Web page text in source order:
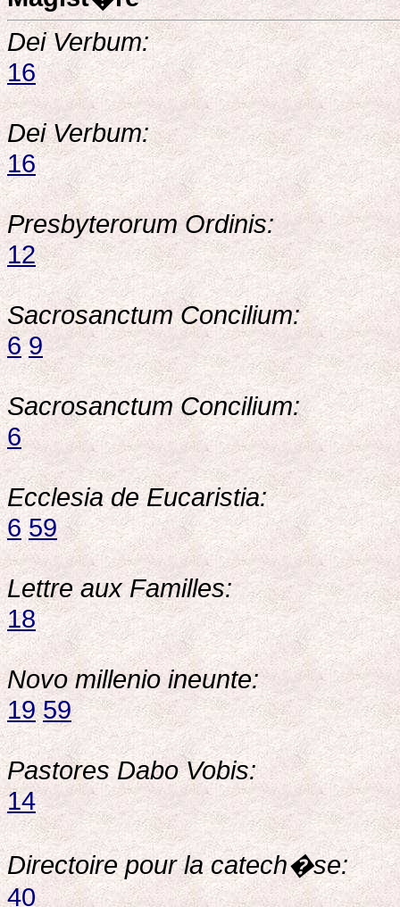
Dei Verbum:
16
Dei Verbum:
16
Presbyterorum Ordinis:
12
Sacrosanctum Concilium:
6 9
Sacrosanctum Concilium:
6
Ecclesia de Eucaristia:
6 59
Lettre aux Familles:
18
Novo millenio ineunte:
19 59
Pastores Dabo Vobis:
14
Directoire pour la catech�se:
40